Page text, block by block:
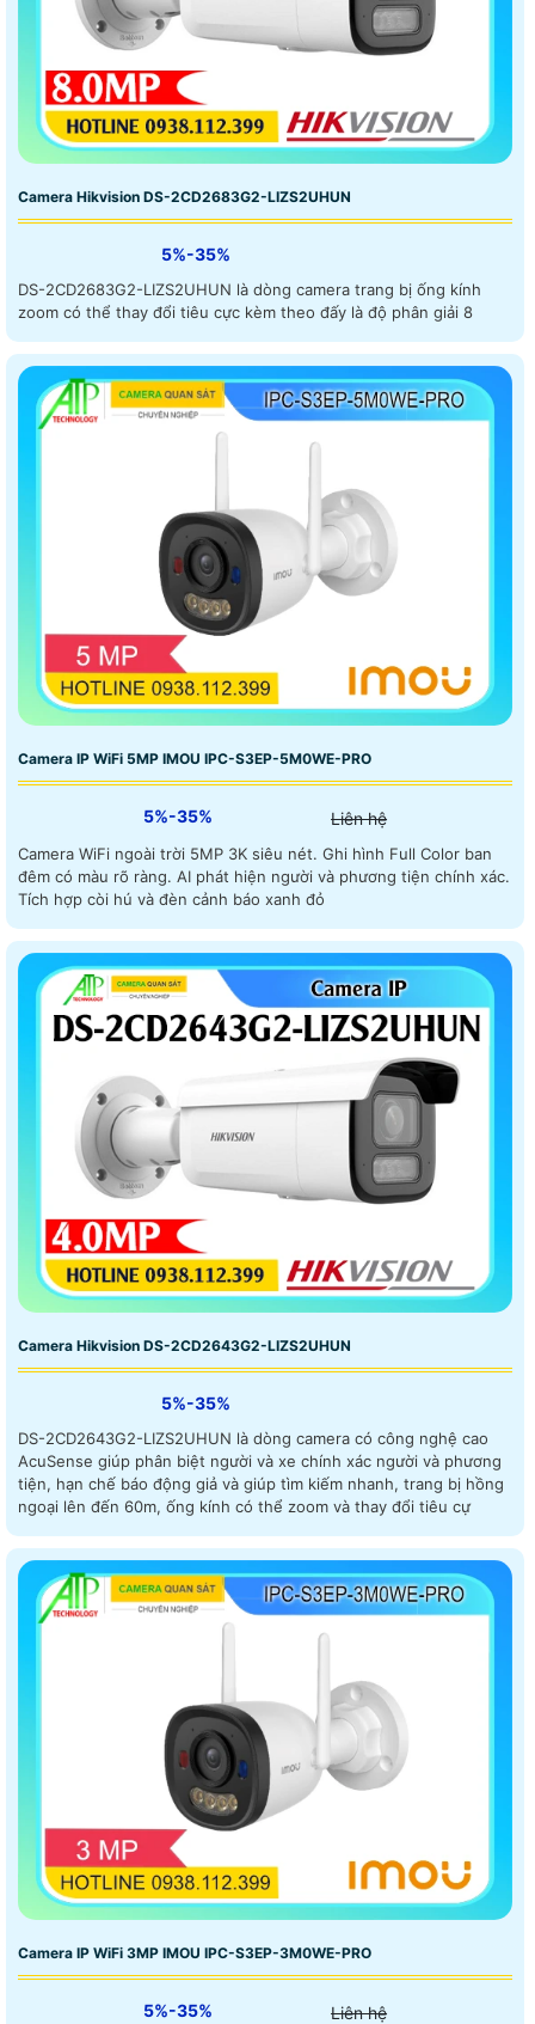
Camera Hikvision DS-2CD2683G2-LIZS2UHUN
5%-35%
DS-2CD2683G2-LIZS2UHUN là dòng camera trang bị ống kính
zoom có thể thay đổi tiêu cực kèm theo đấy là độ phân giải 8
Camera IP WiFi 5MP IMOU IPC-S3EP-5M0WE-PRO
5%-35% Liên hệ
Camera WiFi ngoài trời 5MP 3K siêu nét. Ghi hình Full Color ban
đêm có màu rõ ràng. AI phát hiện người và phương tiện chính xác.
Tích hợp còi hú và đèn cảnh báo xanh đỏ
Camera Hikvision DS-2CD2643G2-LIZS2UHUN
5%-35%
DS-2CD2643G2-LIZS2UHUN là dòng camera có công nghệ cao
AcuSense giúp phân biệt người và xe chính xác người và phương
tiện, hạn chế báo động giả và giúp tìm kiếm nhanh, trang bị hồng
ngoại lên đến 60m, ống kính có thể zoom và thay đổi tiêu cự
Camera IP WiFi 3MP IMOU IPC-S3EP-3M0WE-PRO
5%-35% Liên hệ